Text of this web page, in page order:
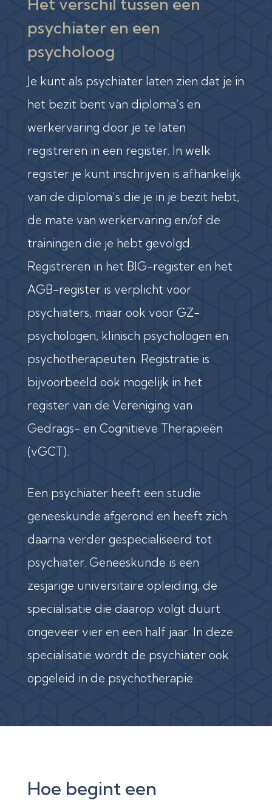
psychiater en een
psycholoog
Je kunt als psychiater laten zien dat je in
het bezit bent van diploma’s en
werkervaring door je te laten
registreren in een register. In welk
register je kunt inschrijven is afhankelijk
van de diploma’s die je in je bezit hebt,
de mate van werkervaring en/of de
trainingen die je hebt gevolgd.
Registreren in het BIG-register en het
AGB-register is verplicht voor
psychiaters, maar ook voor GZ-
psychologen, klinisch psychologen en
psychotherapeuten. Registratie is
bijvoorbeeld ook mogelijk in het
register van de Vereniging van
Gedrags- en Cognitieve Therapieën
(vGCT).
Een psychiater heeft een studie
geneeskunde afgerond en heeft zich
daarna verder gespecialiseerd tot
psychiater. Geneeskunde is een
zesjarige universitaire opleiding, de
specialisatie die daarop volgt duurt
ongeveer vier en een half jaar. In deze
specialisatie wordt de psychiater ook
opgeleid in de psychotherapie.
Hoe begint een